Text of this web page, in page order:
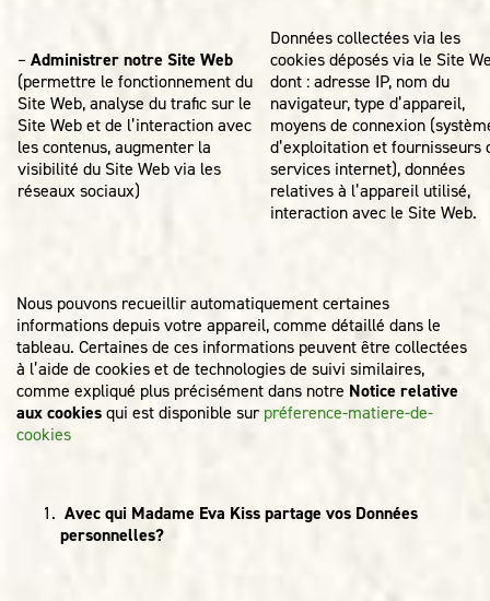
–Administrer notre Site Web
(permettre le fonctionnement du
Site Web, analyse du trafic sur le
Site Web et de l’interaction avec
les contenus, augmenter la
visibilité du Site Web via les
réseaux sociaux)
Données collectées via les
cookies déposés via le Site
dont : adresse IP, nom du
navigateur, type d’appareil,
moyens de connexion
d’exploitation et fournisseurs
services internet), données
relatives à l’appareil utilisé,
interaction avec le Site Web.
Nous pouvons recueillir automatiquement certaines
informations depuis votre appareil, comme détaillé dans le
tableau. Certaines de ces informations peuvent être collectées
à l’aide de cookies et de technologies de suivi similaires,
comme expliqué plus précisément dans notre Notice relative
aux cookiesqui est disponible surpréference-matiere-de-
cookies
Avec qui Madame Eva Kiss partage vos Données
personnelles?